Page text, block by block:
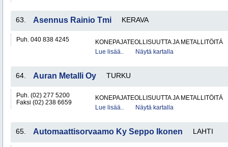
63. Asennus Rainio Tmi KERAVA
Puh. 040 838 4245
KONEPAJATEOLLISUUTTA JA METALLITÖITÄ
Lue lisää..
Näytä kartalla
64. Auran Metalli Oy TURKU
Puh. (02) 277 5200
Faksi (02) 238 6659
KONEPAJATEOLLISUUTTA JA METALLITÖITÄ
Lue lisää..
Näytä kartalla
65. Automaattisorvaamo Ky Seppo Ikonen LAHTI